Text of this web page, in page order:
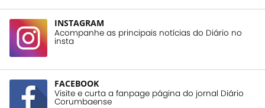
INSTAGRAM
Acompanhe as principais notícias do Diário no
insta
FACEBOOK
Visite e curta a fanpage página do jornal Diário
Corumbaense